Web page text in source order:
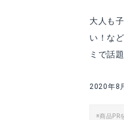
大人も
い！な
ミで話
2020年8
※商品PR